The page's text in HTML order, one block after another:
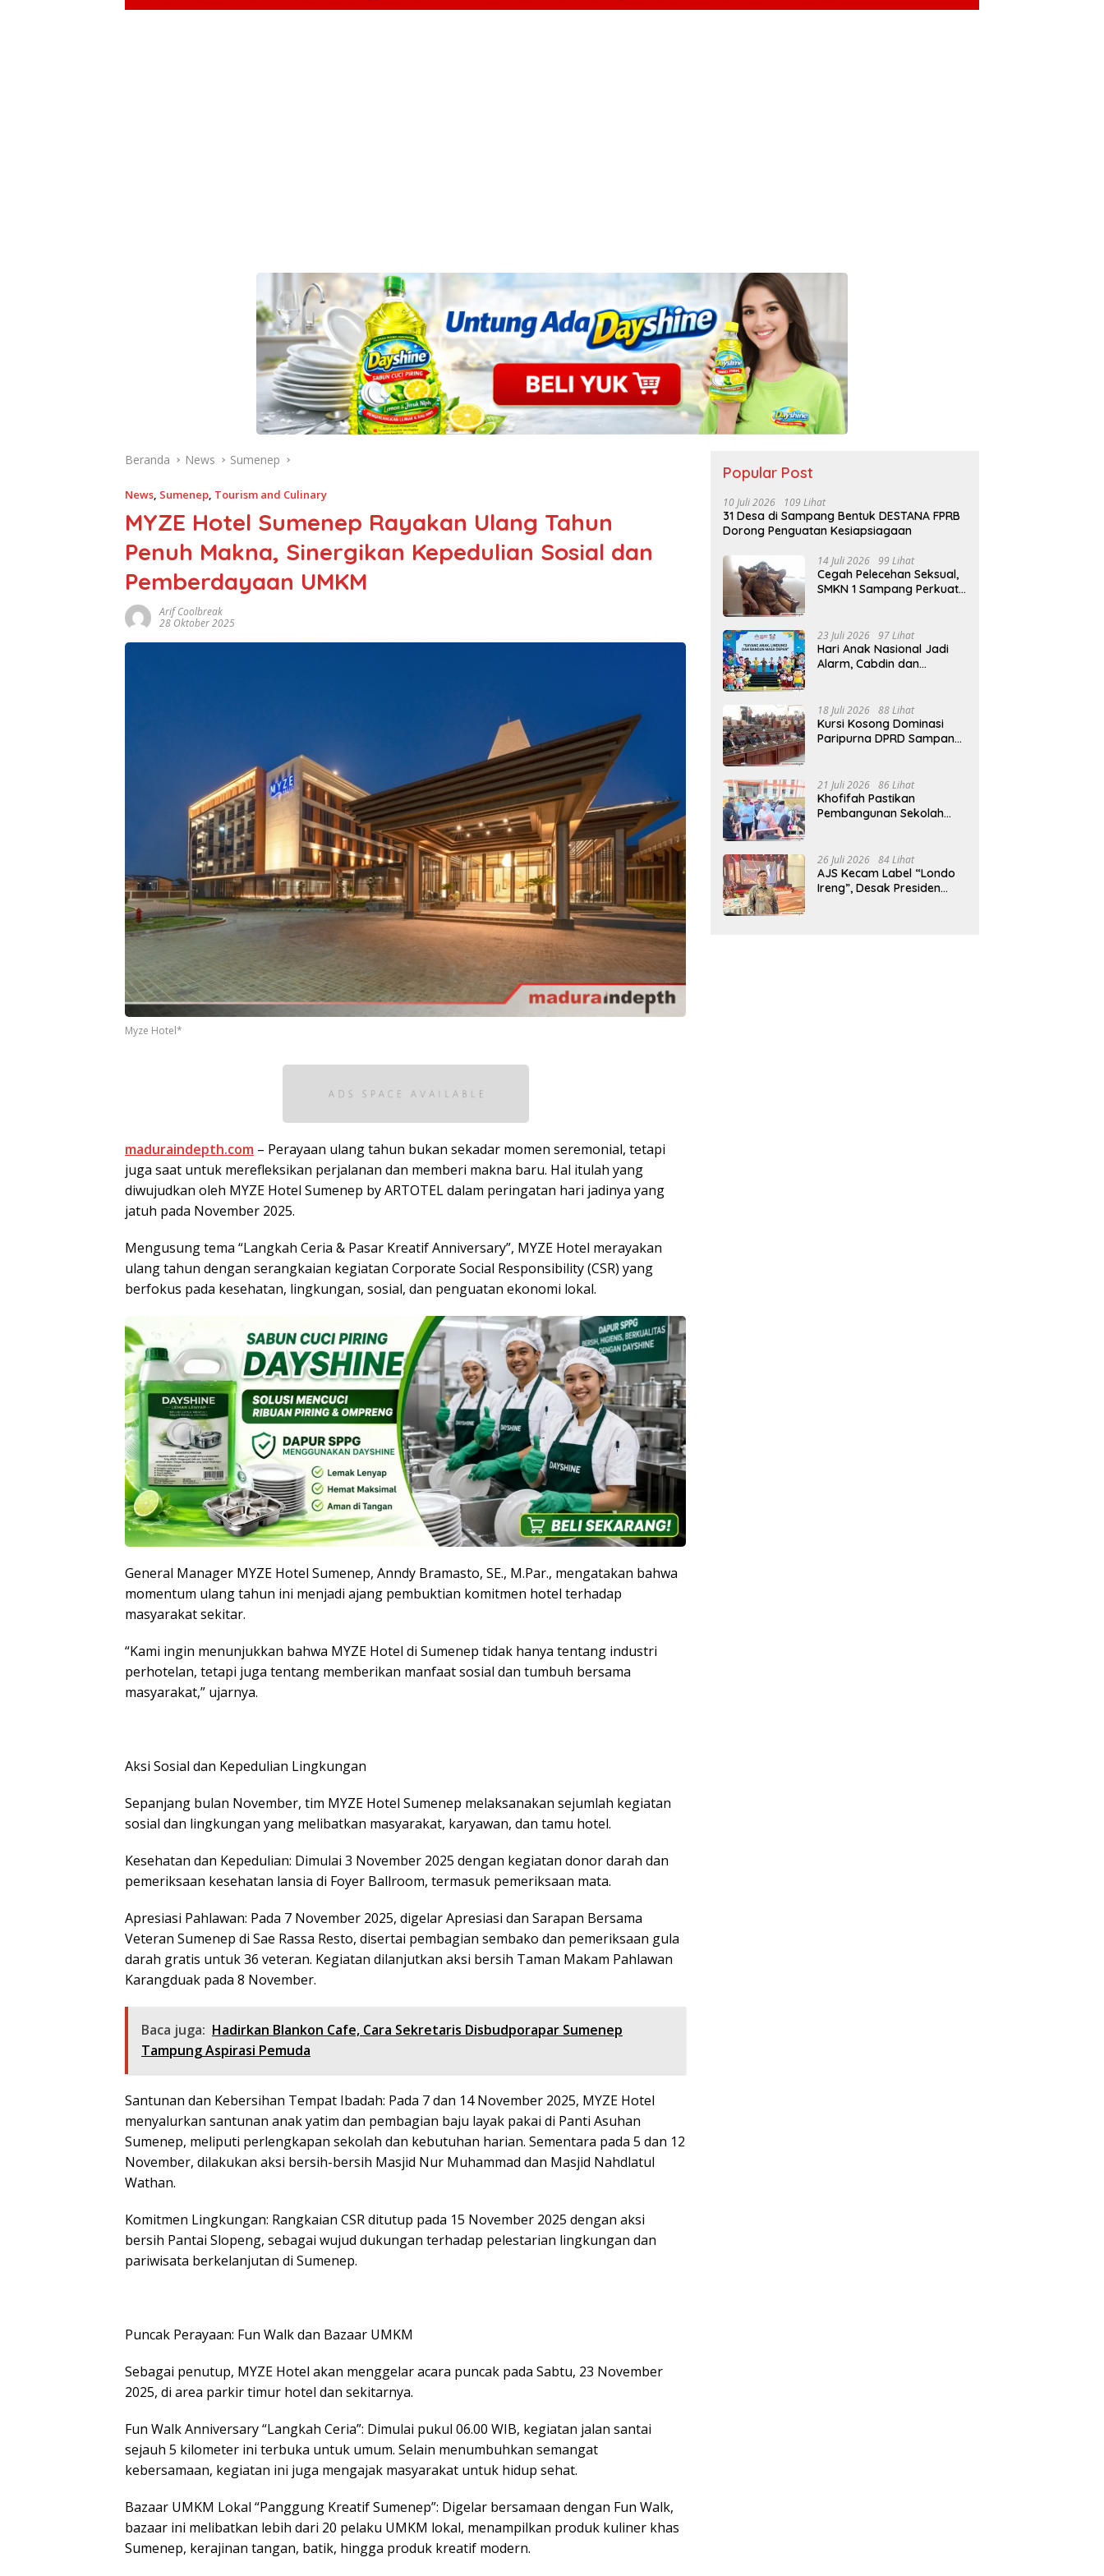
Beranda News Sumenep
News, Sumenep, Tourism and Culinary
MYZE Hotel Sumenep Rayakan Ulang Tahun
Penuh Makna, Sinergikan Kepedulian Sosial dan
Pemberdayaan UMKM
Arif Coolbreak
28 Oktober 2025
Myze Hotel*
maduraindepth.com – Perayaan ulang tahun bukan sekadar momen seremonial, tetapi
juga saat untuk merefleksikan perjalanan dan memberi makna baru. Hal itulah yang
diwujudkan oleh MYZE Hotel Sumenep by ARTOTEL dalam peringatan hari jadinya yang
jatuh pada November 2025.
Mengusung tema “Langkah Ceria & Pasar Kreatif Anniversary”, MYZE Hotel merayakan
ulang tahun dengan serangkaian kegiatan Corporate Social Responsibility (CSR) yang
berfokus pada kesehatan, lingkungan, sosial, dan penguatan ekonomi lokal.
General Manager MYZE Hotel Sumenep, Anndy Bramasto, SE., M.Par., mengatakan bahwa
momentum ulang tahun ini menjadi ajang pembuktian komitmen hotel terhadap
masyarakat sekitar.
“Kami ingin menunjukkan bahwa MYZE Hotel di Sumenep tidak hanya tentang industri
perhotelan, tetapi juga tentang memberikan manfaat sosial dan tumbuh bersama
masyarakat,” ujarnya.
Aksi Sosial dan Kepedulian Lingkungan
Sepanjang bulan November, tim MYZE Hotel Sumenep melaksanakan sejumlah kegiatan
sosial dan lingkungan yang melibatkan masyarakat, karyawan, dan tamu hotel.
Kesehatan dan Kepedulian: Dimulai 3 November 2025 dengan kegiatan donor darah dan
pemeriksaan kesehatan lansia di Foyer Ballroom, termasuk pemeriksaan mata.
Apresiasi Pahlawan: Pada 7 November 2025, digelar Apresiasi dan Sarapan Bersama
Veteran Sumenep di Sae Rassa Resto, disertai pembagian sembako dan pemeriksaan gula
darah gratis untuk 36 veteran. Kegiatan dilanjutkan aksi bersih Taman Makam Pahlawan
Karangduak pada 8 November.
Baca juga: Hadirkan Blankon Cafe, Cara Sekretaris Disbudporapar Sumenep
Tampung Aspirasi Pemuda
Santunan dan Kebersihan Tempat Ibadah: Pada 7 dan 14 November 2025, MYZE Hotel
menyalurkan santunan anak yatim dan pembagian baju layak pakai di Panti Asuhan
Sumenep, meliputi perlengkapan sekolah dan kebutuhan harian. Sementara pada 5 dan 12
November, dilakukan aksi bersih-bersih Masjid Nur Muhammad dan Masjid Nahdlatul
Wathan.
Komitmen Lingkungan: Rangkaian CSR ditutup pada 15 November 2025 dengan aksi
bersih Pantai Slopeng, sebagai wujud dukungan terhadap pelestarian lingkungan dan
pariwisata berkelanjutan di Sumenep.
Puncak Perayaan: Fun Walk dan Bazaar UMKM
Sebagai penutup, MYZE Hotel akan menggelar acara puncak pada Sabtu, 23 November
2025, di area parkir timur hotel dan sekitarnya.
Fun Walk Anniversary “Langkah Ceria”: Dimulai pukul 06.00 WIB, kegiatan jalan santai
sejauh 5 kilometer ini terbuka untuk umum. Selain menumbuhkan semangat
kebersamaan, kegiatan ini juga mengajak masyarakat untuk hidup sehat.
Bazaar UMKM Lokal “Panggung Kreatif Sumenep”: Digelar bersamaan dengan Fun Walk,
bazaar ini melibatkan lebih dari 20 pelaku UMKM lokal, menampilkan produk kuliner khas
Sumenep, kerajinan tangan, batik, hingga produk kreatif modern.
Popular Post
10 Juli 2026 109 Lihat
31 Desa di Sampang Bentuk DESTANA FPRB
Dorong Penguatan Kesiapsiagaan
14 Juli 2026 99 Lihat
Cegah Pelecehan Seksual,
SMKN 1 Sampang Perkuat
23 Juli 2026 97 Lihat
Hari Anak Nasional Jadi
Alarm, Cabdin dan
Kekerasan Seksual Anak
18 Juli 2026 88 Lihat
Kursi Kosong Dominasi
Paripurna DPRD Sampang,
21 Juli 2026 86 Lihat
Khofifah Pastikan
Pembangunan Sekolah
Indonesia Emas
26 Juli 2026 84 Lihat
AJS Kecam Label “Londo
Ireng”, Desak Presiden